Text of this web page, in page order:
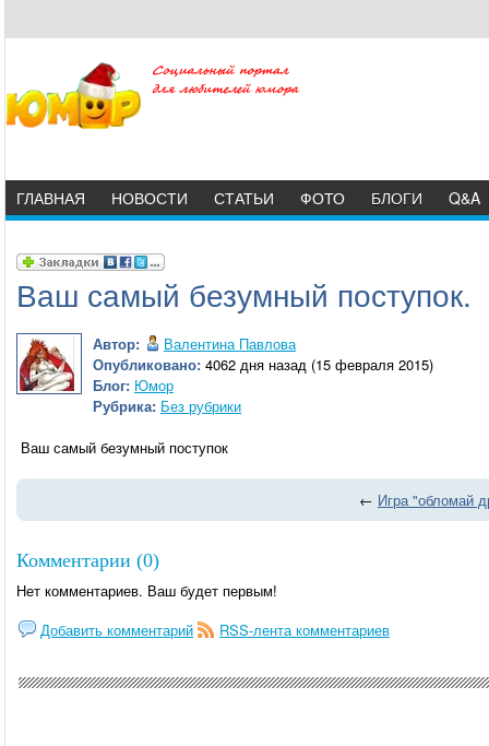
ГЛАВНАЯ НОВОСТИ СТАТЬИ ФОТО БЛОГИ Q&A
Ваш самый безумный поступок.
Автор:
Валентина Павлова
Опубликовано: 4062 дня назад (15 февраля 2015)
Блог: Юмор
Рубрика: Без рубрики
Ваш самый безумный поступок
← Игра "обломай
Комментарии (0)
Нет комментариев. Ваш будет первым!
Добавить комментарий
RSS-лента комментариев